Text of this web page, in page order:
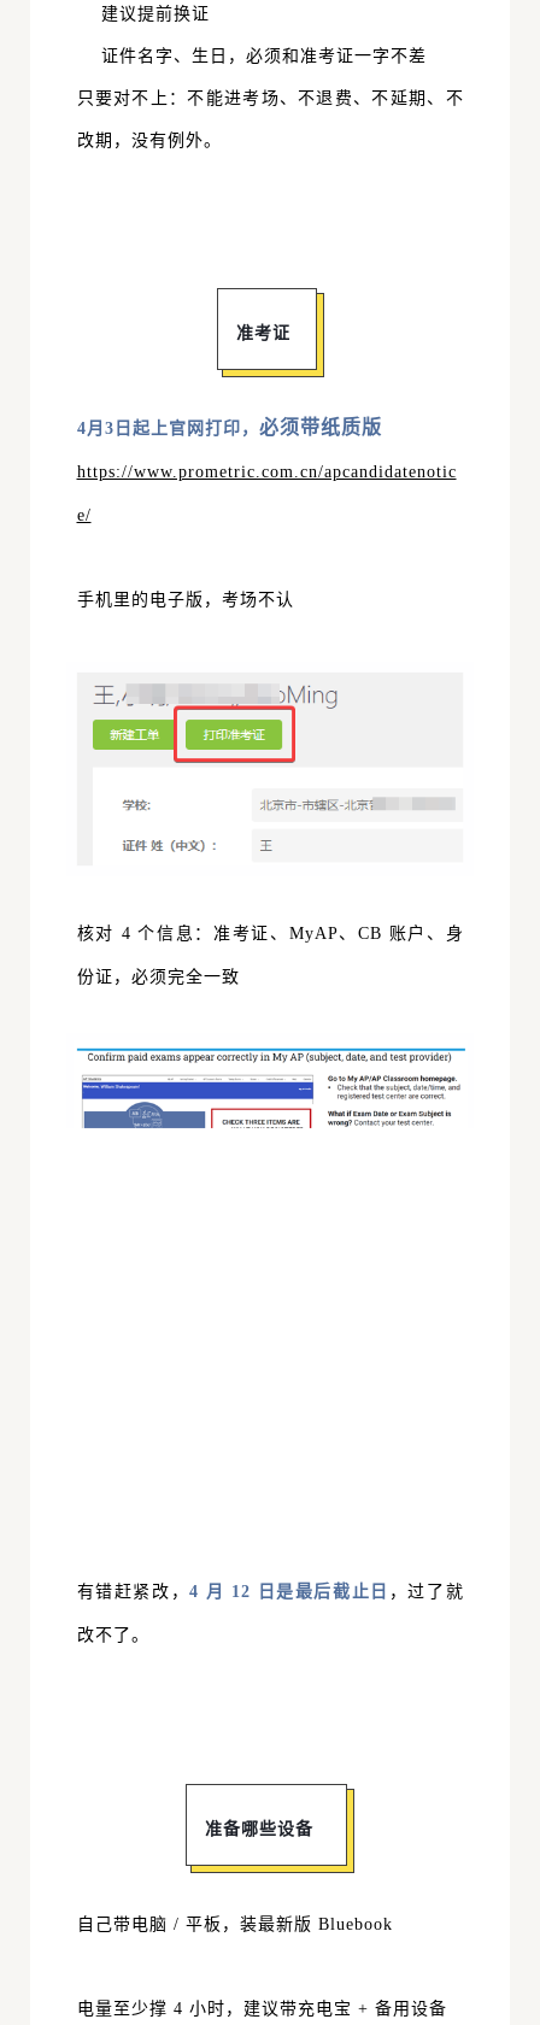
建议提前换证
证件名字、生日，必须和准考证一字不差
只要对不上：不能进考场、不退费、不延期、不
改期 ，没有例外。
准考证
4月3日起上官网打印， 必须带纸质版
https://www.prometric.com.cn/apcandidatenotic
e/
手机里的电子版，考场不认
核对 4 个信息：准考证、 MyAP、CB 账户、身
份证，必须完全一致
有错赶紧改，4 月 12 日是最后截止日 ，过了就
改不了。
准备哪些设备
自己带电脑 / 平板，装最新版 Bluebook
电量至少撑 4 小时，建议带充电宝 + 备用设备